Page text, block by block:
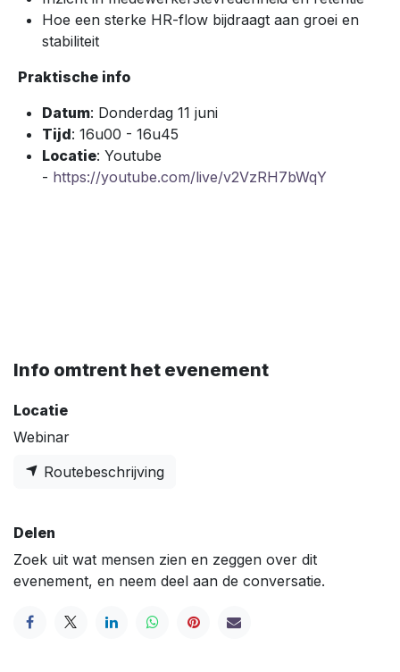
Hoe een sterke HR-flow bijdraagt aan groei en
stabiliteit
Praktische info
Datum: Donderdag 11 juni
Tijd: 16u00 - 16u45
Locatie: Youtube
- https://youtube.com/live/v2VzRH7bWqY
Info omtrent het evenement
Locatie
Webinar
Routebeschrijving
Delen
Zoek uit wat mensen zien en zeggen over dit
evenement, en neem deel aan de conversatie.